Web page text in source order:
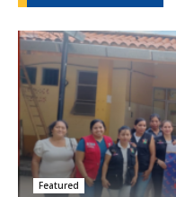
Featured